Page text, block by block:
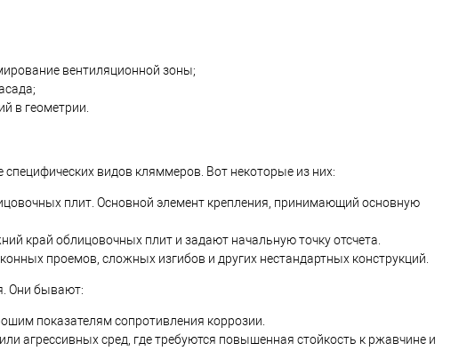
вентиляционной зоны;
в геометрии.
видов кляммеров. Вот некоторые из них:
плит. Основной элемент крепления, принимающий основную
край облицовочных плит и задают начальную точку отсчета.
проемов, сложных изгибов и других нестандартных конструкций.
Они бывают:
показателям сопротивления коррозии.
агрессивных сред, где требуются повышенная стойкость к ржавчине и